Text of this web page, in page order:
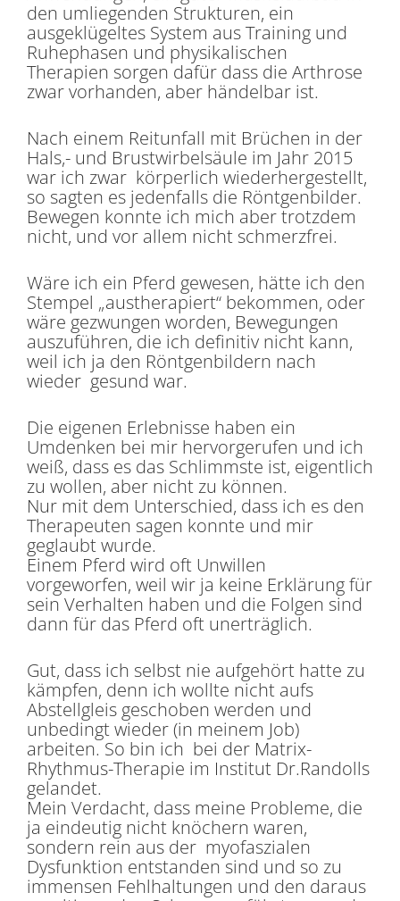
den umliegenden Strukturen, ein
ausgeklügeltes System aus Training und
Ruhephasen und physikalischen
Therapien sorgen dafür dass die Arthrose
zwar vorhanden, aber händelbar ist.
Nach einem Reitunfall mit Brüchen in der
Hals,- und Brustwirbelsäule im Jahr 2015
war ich zwar körperlich wiederhergestellt,
so sagten es jedenfalls die Röntgenbilder.
Bewegen konnte ich mich aber trotzdem
nicht, und vor allem nicht schmerzfrei.
Wäre ich ein Pferd gewesen, hätte ich den
Stempel „austherapiert“ bekommen, oder
wäre gezwungen worden, Bewegungen
auszuführen, die ich definitiv nicht kann,
weil ich ja den Röntgenbildern nach
wieder gesund war.
Die eigenen Erlebnisse haben ein
Umdenken bei mir hervorgerufen und ich
weiß, dass es das Schlimmste ist, eigentlich
zu wollen, aber nicht zu können.
Nur mit dem Unterschied, dass ich es den
Therapeuten sagen konnte und mir
geglaubt wurde.
Einem Pferd wird oft Unwillen
vorgeworfen, weil wir ja keine Erklärung für
sein Verhalten haben und die Folgen sind
dann für das Pferd oft unerträglich.
Gut, dass ich selbst nie aufgehört hatte zu
kämpfen, denn ich wollte nicht aufs
Abstellgleis geschoben werden und
unbedingt wieder (in meinem Job)
arbeiten. So bin ich bei der Matrix-
Rhythmus-Therapie im Institut Dr.Randolls
gelandet.
Mein Verdacht, dass meine Probleme, die
ja eindeutig nicht knöchern waren,
sondern rein aus der myofaszialen
Dysfunktion entstanden sind und so zu
immensen Fehlhaltungen und den daraus